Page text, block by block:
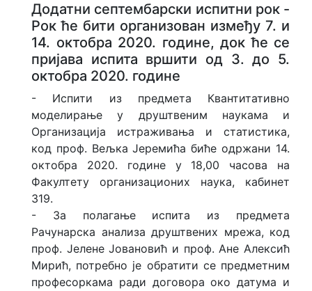
Додатни септембарски испитни рок -
Рок ће бити организован између 7. и
14. октобра 2020. године, док ће се
пријава испита вршити од 3. до 5.
октобра 2020. године
- Испити из предмета Квантитативно
моделирање у друштвеним наукама и
Организација истраживања и статистика,
код проф. Вељка Јеремића биће одржани 14.
октобра 2020. године у 18,00 часова на
Факултету организационих наука, кабинет
319.
- За полагање испита из предмета
Рачунарска анализа друштвених мрежа, код
проф. Јелене Јовановић и проф. Ане Алексић
Мирић, потребно је обратити се предметним
професоркама ради договора око датума и